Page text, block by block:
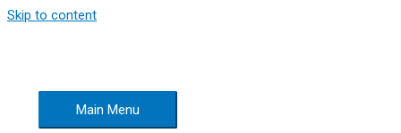
Skip to content
Main Menu